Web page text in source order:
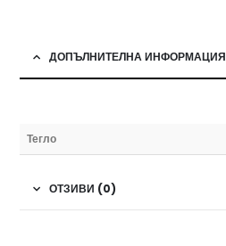
ДОПЪЛНИТЕЛНА ИНФОРМАЦИЯ
Тегло
ОТЗИВИ (0)